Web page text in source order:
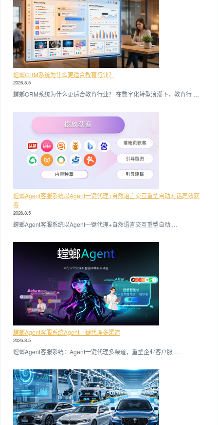
螳螂CRM系统为什么更适合教育行业？
2026.8.5
螳螂CRM系统为什么更适合教育行业？ 在数字化转型浪潮下，教育行 …
螳螂Agent客服系统以Agent一键代理+自然语言交互重塑自动对话高效获
客
2026.8.5
螳螂Agent客服系统以Agent一键代理+自然语言交互重塑自动 …
螳螂Agent客服系统Agent一键代理多渠道
2026.8.5
螳螂Agent客服系统：Agent一键代理多渠道，重塑企业客户服 …